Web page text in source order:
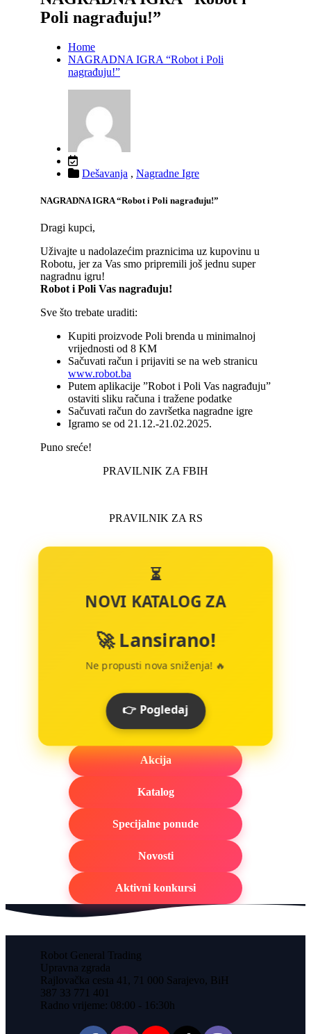
Poli nagrađuju!”
Home
NAGRADNA IGRA “Robot i Poli
nagrađuju!”
Dešavanja , Nagradne Igre
NAGRADNA IGRA “Robot i Poli nagrađuju!”
Dragi kupci,
Uživajte u nadolazećim praznicima uz kupovinu u
Robotu, jer za Vas smo pripremili još jednu super
nagradnu igru!
Robot i Poli Vas nagrađuju!
Sve što trebate uraditi:
Kupiti proizvode Poli brenda u minimalnoj
vrijednosti od 8 KM
Sačuvati račun i prijaviti se na web stranicu
www.robot.ba
Putem aplikacije ”Robot i Poli Vas nagrađuju”
ostaviti sliku računa i tražene podatke
Sačuvati račun do završetka nagradne igre
Igramo se od 21.12.-21.02.2025.
Puno sreće!
PRAVILNIK ZA FBIH
PRAVILNIK ZA RS
⏳
NOVI KATALOG ZA
🚀 Lansirano!
Ne propusti nova sniženja! 🔥
👉 Pogledaj
Akcija
Katalog
Specijalne ponude
Novosti
Aktivni konkursi
Robot General Trading
Upravna zgrada
Rajlovačka cesta 41, 71 000 Sarajevo, BiH
387 33 771 401
Radno vrijeme: 08:00 - 16:30h